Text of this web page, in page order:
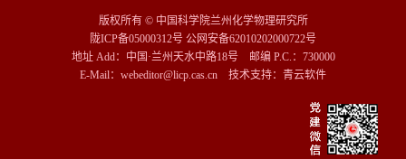
版权所有 © 中国科学院兰州化学物理研究所
陇ICP备05000312号 公网安备62010202000722号
地址 Add：中国·兰州天水中路18号 邮编 P.C.：730000
E-Mail：webeditor@licp.cas.cn 技术支持： 青云软件